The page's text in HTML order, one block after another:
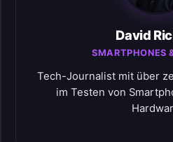
David
SMARTPHONES
Tech-Journalist mit über
im Testen von